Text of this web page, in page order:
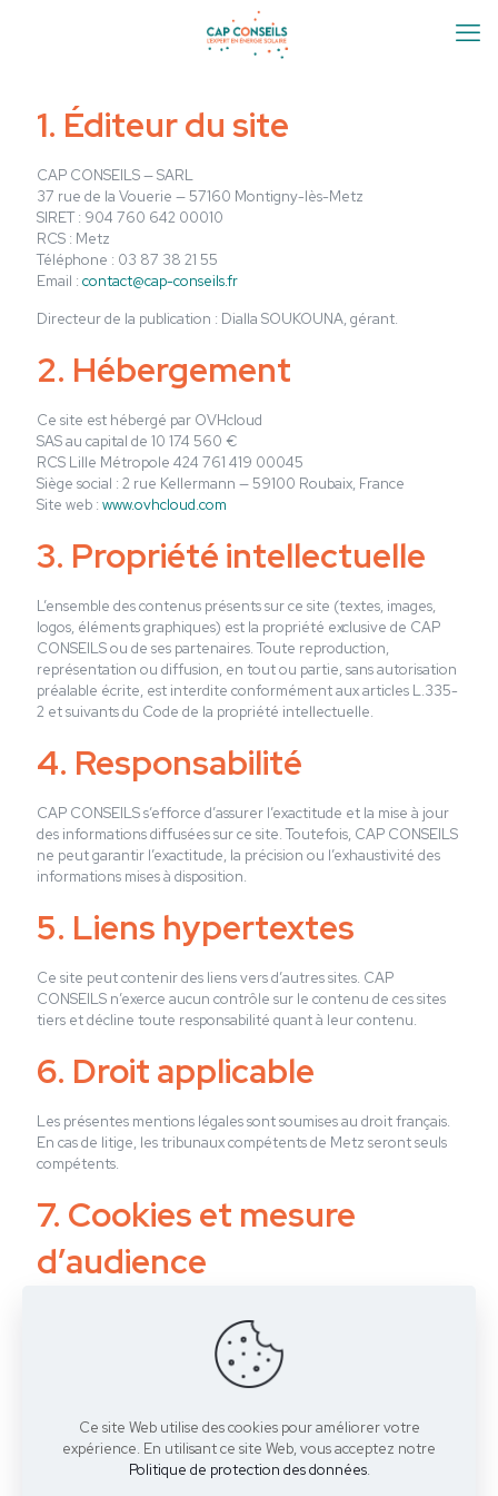
1. Éditeur du site
CAP CONSEILS — SARL
37 rue de la Vouerie — 57160 Montigny-lès-Metz
SIRET : 904 760 642 00010
RCS : Metz
Téléphone : 03 87 38 21 55
Email : contact@cap-conseils.fr
Directeur de la publication : Dialla SOUKOUNA, gérant.
2. Hébergement
Ce site est hébergé par OVHcloud
SAS au capital de 10 174 560 €
RCS Lille Métropole 424 761 419 00045
Siège social : 2 rue Kellermann — 59100 Roubaix, France
Site web : www.ovhcloud.com
3. Propriété intellectuelle
L’ensemble des contenus présents sur ce site (textes, images,
logos, éléments graphiques) est la propriété exclusive de CAP
CONSEILS ou de ses partenaires. Toute reproduction,
représentation ou diffusion, en tout ou partie, sans autorisation
préalable écrite, est interdite conformément aux articles L.335-
2 et suivants du Code de la propriété intellectuelle.
4. Responsabilité
CAP CONSEILS s’efforce d’assurer l’exactitude et la mise à jour
des informations diffusées sur ce site. Toutefois, CAP CONSEILS
ne peut garantir l’exactitude, la précision ou l’exhaustivité des
informations mises à disposition.
5. Liens hypertextes
Ce site peut contenir des liens vers d’autres sites. CAP
CONSEILS n’exerce aucun contrôle sur le contenu de ces sites
tiers et décline toute responsabilité quant à leur contenu.
6. Droit applicable
Les présentes mentions légales sont soumises au droit français.
En cas de litige, les tribunaux compétents de Metz seront seuls
compétents.
7. Cookies et mesure
d’audience
anonymisées sur la navigation. Vous pouvez désactiver les
cookies via votre navigateur ou viaGoogle Analytics Opt-out
Pour toute question :contact@cap-conseils.fr
Ce site Web utilise des cookies pour améliorer votre
expérience. En utilisant ce site Web, vous acceptez notre
Politique de protection des données.